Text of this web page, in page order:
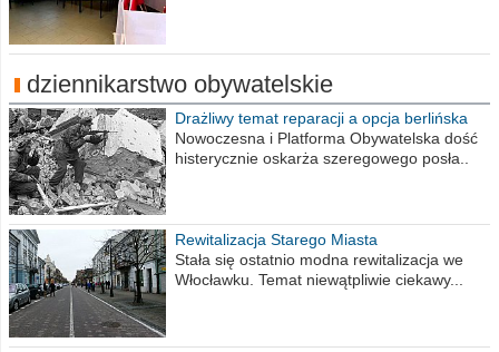
dziennikarstwo obywatelskie
Drażliwy temat reparacji a opcja berlińska
Nowoczesna i Platforma Obywatelska dość
histerycznie oskarża szeregowego posła..
Rewitalizacja Starego Miasta
Stała się ostatnio modna rewitalizacja we
Włocławku. Temat niewątpliwie ciekawy...